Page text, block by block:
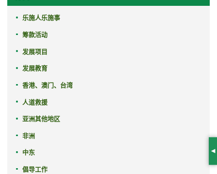
乐施人乐施事
筹款活动
发展项目
发展教育
香港、澳门、台湾
人道救援
亚洲其他地区
非洲
中东
倡导工作